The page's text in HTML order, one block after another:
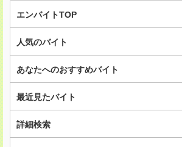
エンバイトTOP
人気のバイト
あなたへのおすすめバイト
最近見たバイト
詳細検索